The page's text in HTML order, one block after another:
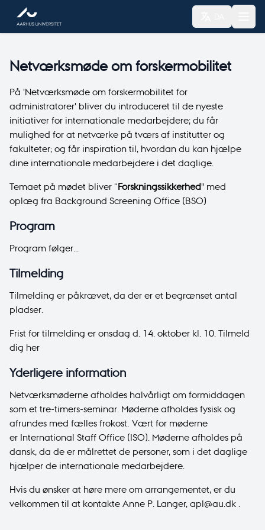
Netværksmøde om forskermobilitet
På 'Netværksmøde om forskermobilitet for
administratorer' bliver du introduceret til de nyeste
initiativer for internationale medarbejdere; du får
mulighed for at netværke på tværs af institutter og
fakulteter; og får inspiration til, hvordan du kan hjælpe
dine internationale medarbejdere i det daglige.
Temaet på mødet bliver “Forskningssikkerhed" med
oplæg fra Background Screening Office (BSO)
Program
Program følger...
Tilmelding
Tilmelding er påkrævet, da der er et begrænset antal
pladser.
Frist for tilmelding er onsdag d. 14. oktober kl. 10. Tilmeld
dig her
Yderligere information
Netværksmøderne afholdes halvårligt om formiddagen
som et tre-timers-seminar. Møderne afholdes fysisk og
afrundes med fælles frokost. Vært for møderne
er International Staff Office (ISO). Møderne afholdes på
dansk, da de er målrettet de personer, som i det daglige
hjælper de internationale medarbejdere.
Hvis du ønsker at høre mere om arrangementet, er du
velkommen til at kontakte Anne P. Langer, apl@au.dk .